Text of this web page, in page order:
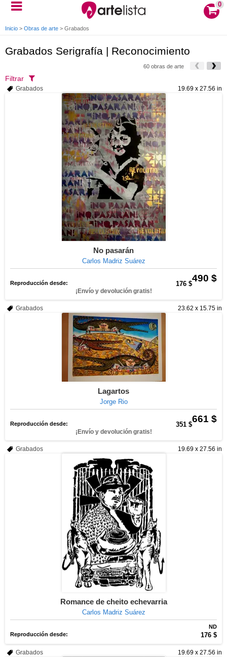
0
Inicio > Obras de arte > Grabados
Grabados Serigrafía | Reconocimiento
60 obras de arte
Filtrar
19.69 x 27.56 in
Grabados
No pasarán
Carlos Madriz Suárez
490 $
Reproducción desde: 176 $
¡Envío y devolución gratis!
23.62 x 15.75 in
Grabados
Lagartos
Jorge Rio
661 $
Reproducción desde: 351 $
¡Envío y devolución gratis!
19.69 x 27.56 in
Grabados
Romance de cheito echevarria
Carlos Madriz Suárez
ND
Reproducción desde:
176 $
19.69 x 27.56 in
Grabados